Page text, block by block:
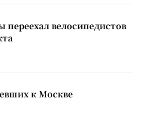
велосипедистов
к Москве